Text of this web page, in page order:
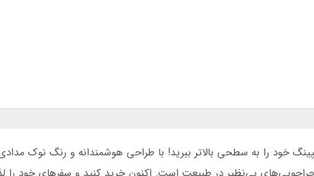
خود را به سطحی بالاتر ببرید! با طراحی هوشمندانه و رنگ نوک